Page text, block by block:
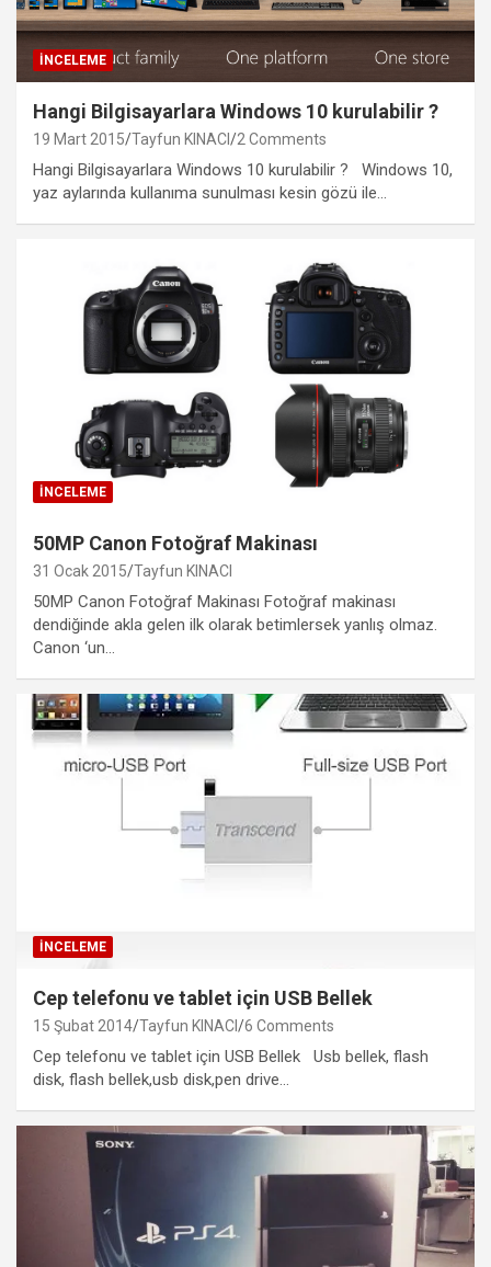
İNCELEME
Hangi Bilgisayarlara Windows 10 kurulabilir ?
19 Mart 2015 Tayfun KINACI 2 Comments
Hangi Bilgisayarlara Windows 10 kurulabilir ? Windows 10,
yaz aylarında kullanıma sunulması kesin gözü ile…
İNCELEME
50MP Canon Fotoğraf Makinası
31 Ocak 2015 Tayfun KINACI
50MP Canon Fotoğraf Makinası Fotoğraf makinası
dendiğinde akla gelen ilk olarak betimlersek yanlış olmaz.
Canon ‘un…
İNCELEME
Cep telefonu ve tablet için USB Bellek
15 Şubat 2014 Tayfun KINACI 6 Comments
Cep telefonu ve tablet için USB Bellek Usb bellek, flash
disk, flash bellek,usb disk,pen drive…